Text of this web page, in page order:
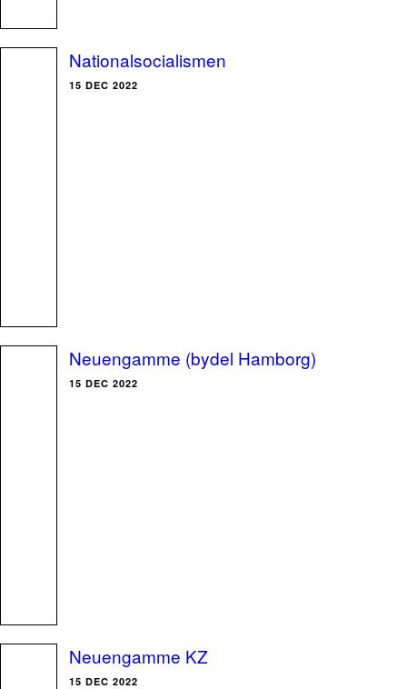
Nationalsocialismen
15 DEC 2022
Neuengamme (bydel Hamborg)
15 DEC 2022
Neuengamme KZ
15 DEC 2022